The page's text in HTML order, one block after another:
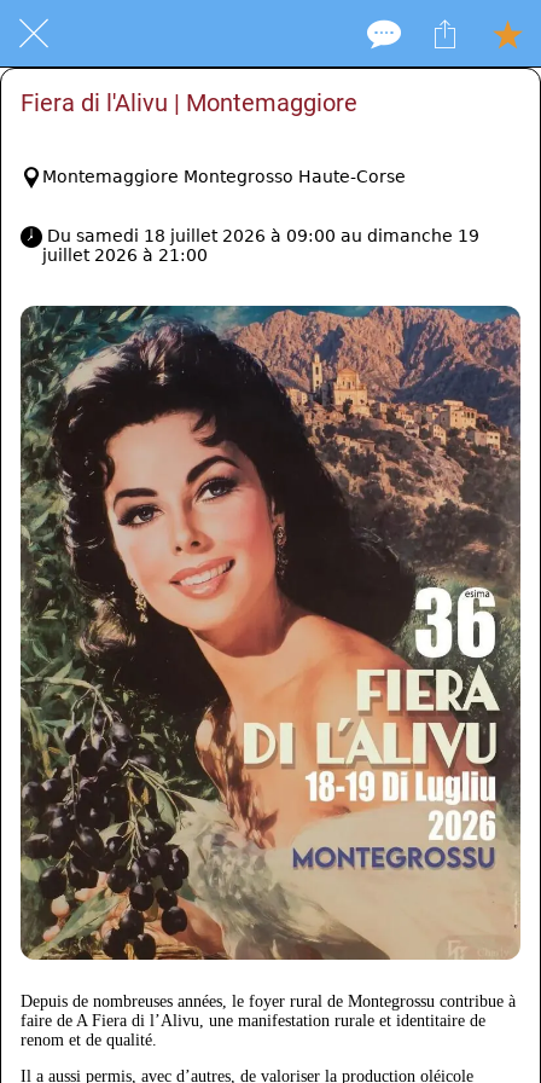
Fiera di l'Alivu | Montemaggiore
Montemaggiore Montegrosso Haute-Corse
juillet 2026 à 21:00
Depuis de nombreuses années, le foyer rural de Montegrossu contribue à
faire de A Fiera di l’Alivu, une manifestation rurale et identitaire de
renom et de qualité.
Il a aussi permis, avec d’autres, de valoriser la production oléicole